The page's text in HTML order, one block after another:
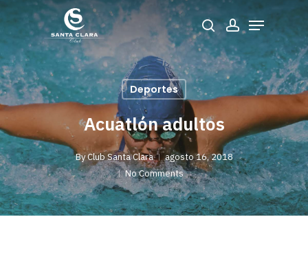
to
content
Buscaraccount
Menu
Deportes
Acuatlón adultos
ByClub Santa Clara
agosto 16, 2018
No Comments
Close
Menu